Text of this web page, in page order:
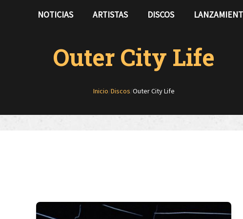
NOTICIAS ARTISTAS DISCOS
Outer City Life
Inicio/Discos/Outer City Life